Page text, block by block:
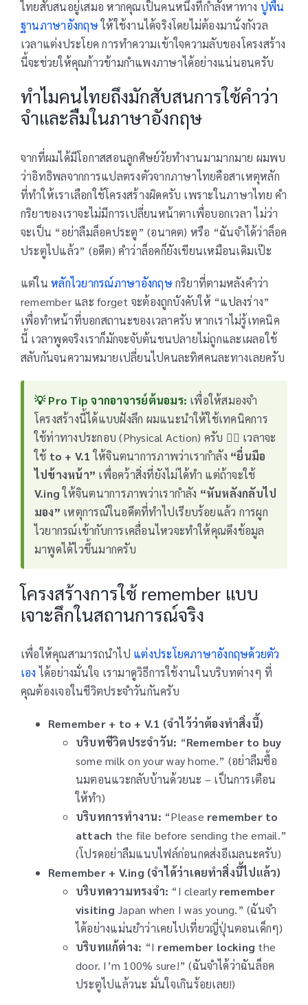
ไทยสับสนอยู่เสมอ หากคุณเป็นคนหนึ่งที่กำลังหาทาง ปูพื้น
ฐานภาษาอังกฤษให้ใช้งานได้จริงโดยไม่ต้องมานั่งกังวล
เวลาแต่งประโยค การทำความเข้าใจความลับของโครงสร้าง
นี้จะช่วยให้คุณก้าวข้ามกำแพงภาษาได้อย่างแน่นอนครับ
ทำไมคนไทยถึงมักสับสนการใช้คำว่า
จำและลืมในภาษาอังกฤษ
จากที่ผมได้มีโอกาสสอนลูกศิษย์วัยทำงานมามากมาย ผมพบ
ว่าอิทธิพลจากการแปลตรงตัวจากภาษาไทยคือสาเหตุหลัก
ที่ทำให้เราเลือกใช้โครงสร้างผิดครับ เพราะในภาษาไทย คำ
กริยาของเราจะไม่มีการเปลี่ยนหน้าตาเพื่อบอกเวลา ไม่ว่า
จะเป็น “อย่าลืมล็อคประตู” (อนาคต) หรือ “ฉันจำได้ว่าล็อค
ประตูไปแล้ว” (อดีต) คำว่าล็อคก็ยังเขียนเหมือนเดิมเป๊ะ
แต่ในหลักไวยากรณ์ภาษาอังกฤษกริยาที่ตามหลังคำว่า
remember และ forget จะต้องถูกบังคับให้ “แปลงร่าง”
เพื่อทำหน้าที่บอกสถานะของเวลาครับ หากเราไม่รู้เทคนิค
นี้ เวลาพูดจริงเราก็มักจะจับต้นชนปลายไม่ถูกและเผลอใช้
สลับกันจนความหมายเปลี่ยนไปคนละทิศคนละทางเลยครับ
💡 Pro Tip จากอาจารย์ต้นอมร: เพื่อให้สมองจำ
โครงสร้างนี้ได้แบบฝังลึก ผมแนะนำให้ใช้เทคนิคการ
ใช้ท่าทางประกอบ (Physical Action) ครับ 🏃‍♂️ เวลาจะ
ใช้ to + V.1 ให้จินตนาการภาพว่าเรากำลัง “ยื่นมือ
ไปข้างหน้า” เพื่อคว้าสิ่งที่ยังไม่ได้ทำ แต่ถ้าจะใช้
V.ingให้จินตนาการภาพว่าเรากำลัง “หันหลังกลับไป
มอง” เหตุการณ์ในอดีตที่ทำไปเรียบร้อยแล้ว การผูก
ไวยากรณ์เข้ากับการเคลื่อนไหวจะทำให้คุณดึงข้อมูล
มาพูดได้ไวขึ้นมากครับ
โครงสร้างการใช้ remember แบบ
เจาะลึกในสถานการณ์จริง
เพื่อให้คุณสามารถนำไป แต่งประโยคภาษาอังกฤษด้วยตัว
เอง ได้อย่างมั่นใจ เรามาดูวิธีการใช้งานในบริบทต่างๆ ที่
คุณต้องเจอในชีวิตประจำวันกันครับ
Remember + to + V.1 (จำไว้ว่าต้องทำสิ่งนี้)
บริบทชีวิตประจำวัน: “Remember to buy
some milk on your way home.” (อย่าลืมซื้อ
นมตอนแวะกลับบ้านด้วยนะ – เป็นการเตือน
ให้ทำ)
บริบทการทำงาน: “Please remember to
attach the file before sending the email.”
(โปรดอย่าลืมแนบไฟล์ก่อนกดส่งอีเมลนะครับ)
Remember + V.ing (จำได้ว่าเคยทำสิ่งนี้ไปแล้ว)
บริบทความทรงจำ: “I clearly remember
visiting Japan when I was young.” (ฉันจำ
ได้อย่างแม่นยำว่าเคยไปเที่ยวญี่ปุ่นตอนเด็กๆ)
บริบทแก้ต่าง: “I remember locking the
door. I’m 100% sure!” (ฉันจำได้ว่าฉันล็อค
ประตูไปแล้วนะ มั่นใจเกินร้อยเลย!)